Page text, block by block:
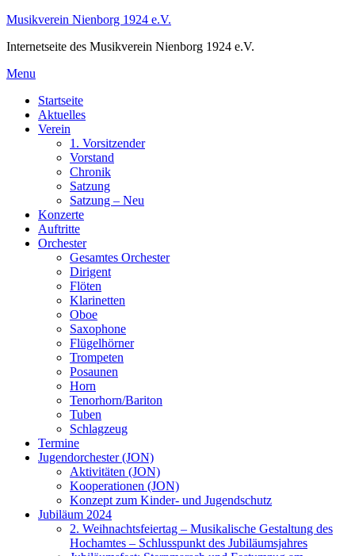
Skip
content
Musikverein Nienborg 1924 e.V.
Internetseite des Musikverein Nienborg 1924 e.V.
Menu
Startseite
Aktuelles
Verein
1. Vorsitzender
Vorstand
Chronik
Satzung
Satzung – Neu
Konzerte
Auftritte
Orchester
Gesamtes Orchester
Dirigent
Flöten
Klarinetten
Oboe
Saxophone
Flügelhörner
Trompeten
Posaunen
Horn
Tenorhorn/Bariton
Tuben
Schlagzeug
Termine
Jugendorchester (JON)
Aktivitäten (JON)
Kooperationen (JON)
Konzept zum Kinder- und Jugendschutz
Jubiläum 2024
2. Weihnachtsfeiertag – Musikalische Gestaltung des
Hochamtes – Schlusspunkt des Jubiläumsjahres